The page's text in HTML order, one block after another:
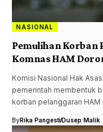
NASIONAL
Pemulihan Korban
Komnas HAM
Komisi Nasional Hak
pemerintah membentuk
korban pelanggaran
ByRika PangestiDusep Malik